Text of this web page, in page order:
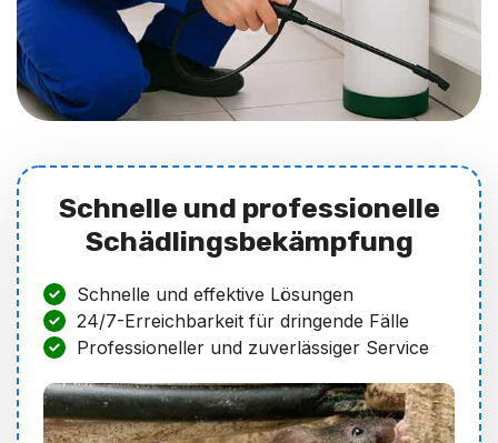
Schnelle und professionelle
Schädlingsbekämpfung
Schnelle und effektive Lösungen
24/7-Erreichbarkeit für dringende Fälle
Professioneller und zuverlässiger Service